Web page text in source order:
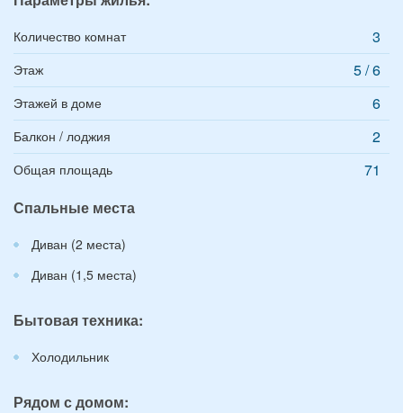
Количество комнат 3
Этаж 5 / 6
Этажей в доме 6
Балкон / лоджия 2
Общая площадь
71
Спальные места
Диван (2 места)
Диван (1,5 места)
Бытовая техника:
Холодильник
Рядом с домом: